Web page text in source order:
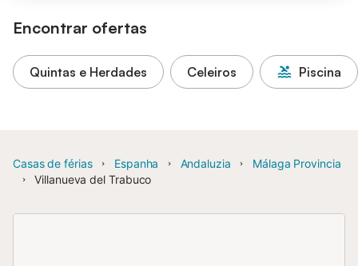
Encontrar ofertas
Quintas e Herdades Celeiros Piscina
Casas de férias Espanha Andaluzia
Málaga Provincia
Villanueva del Trabuco